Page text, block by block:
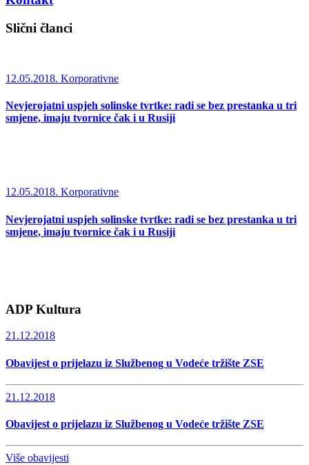
Slični članci
12.05.2018. Korporativne
Nevjerojatni uspjeh solinske tvrtke: radi se bez prestanka u tri
smjene, imaju tvornice čak i u Rusiji
12.05.2018. Korporativne
Nevjerojatni uspjeh solinske tvrtke: radi se bez prestanka u tri
smjene, imaju tvornice čak i u Rusiji
ADP Kultura
21.12.2018
Obavijest o prijelazu iz Službenog u Vodeće tržište ZSE
21.12.2018
Obavijest o prijelazu iz Službenog u Vodeće tržište ZSE
Više obavijesti